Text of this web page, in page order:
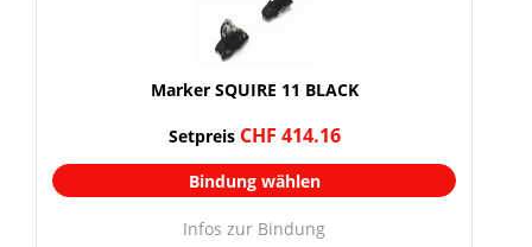
Marker SQUIRE 11 BLACK
Setpreis CHF 414.16
Bindung wählen
Infos zur Bindung